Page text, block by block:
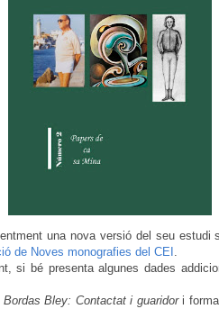
una nova versió del seu estudi
de Noves monografies del CEI .
si bé presenta algunes dades
Bordas Bley: Contactat i guaridori forma